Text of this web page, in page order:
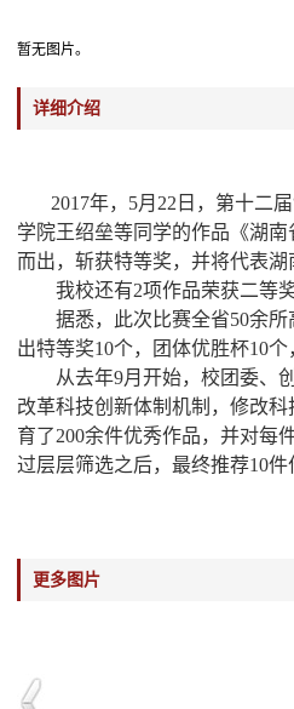
暂无图片。
详细介绍
2017年，5月22日，第十二
学院王绍垒等同学的作品《湖
而出，斩获特等奖，并将代表湖
我校还有2项作品荣获二等奖
据悉，此次比赛全省50余所
出特等奖10个，团体优胜杯10个
从去年9月开始，校团委、创
改革科技创新体制机制，修改
育了200余件优秀作品，并对每
过层层筛选之后，最终推荐10
更多图片